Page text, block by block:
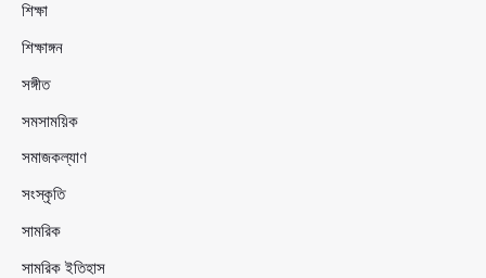
শিক্ষা
শিক্ষাঙ্গন
সঙ্গীত
সমসাময়িক
সমাজকল্যাণ
সংস্কৃতি
সামরিক
সামরিক ইতিহাস